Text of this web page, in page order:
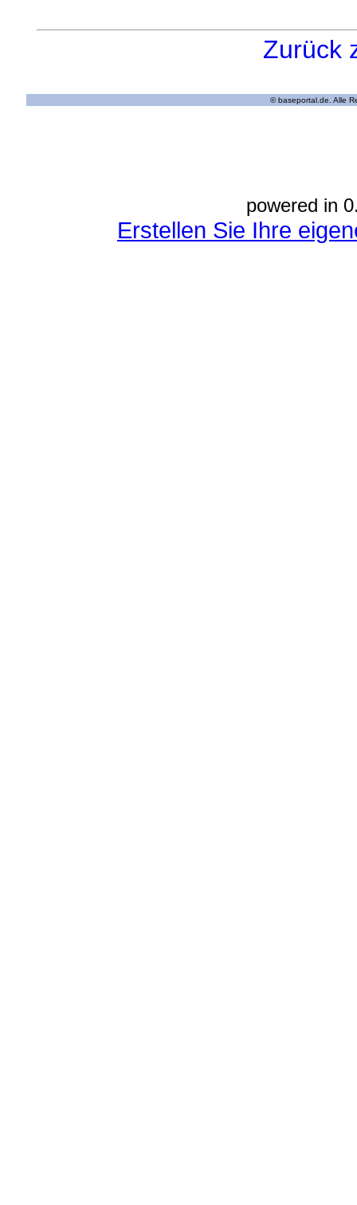
Zurück
© baseportal.de. Alle
powered in
Erstellen Sie Ihre